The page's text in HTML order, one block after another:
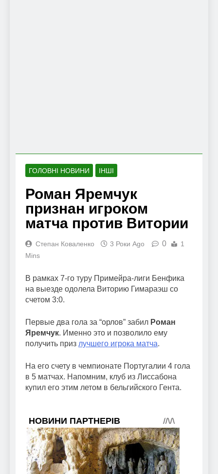
ГОЛОВНІ НОВИНИ ІНШІ
Роман Яремчук
признан игроком
матча против Витории
Степан Коваленко 3 Роки Ago 0
1
Mins
В рамках 7-го туру Примейра-лиги Бенфика
на выезде одолела Виторию Гимараэш со
счетом 3:0.
Первые два гола за “орлов” забил Роман
Яремчук. Именно это и позволило ему
получить приз лучшего игрока матча.
На его счету в чемпионате Португалии 4 гола
в 5 матчах. Напомним, клуб из Лиссабона
купил его этим летом в бельгийского Гента.